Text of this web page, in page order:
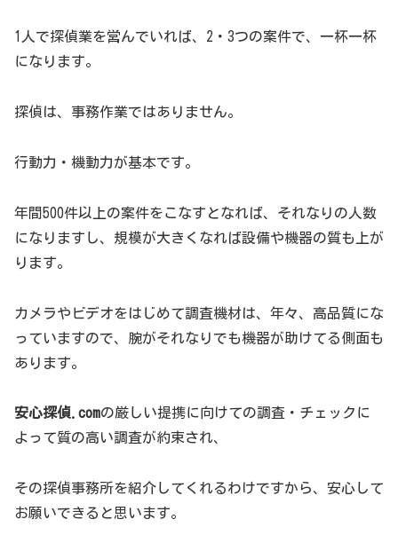
1人で探偵業を営んでいれば、2・3つの案件で、一杯一杯
になります。
探偵は、事務作業ではありません。
行動力・機動力が基本です。
年間500件以上の案件をこなすとなれば、それなりの人数
になりますし、規模が大きくなれば設備や機器の質も上が
ります。
カメラやビデオをはじめて調査機材は、年々、高品質にな
っていますので、腕がそれなりでも機器が助けてる側面も
あります。
安心探偵.comの厳しい提携に向けての調査・チェックに
よって質の高い調査が約束され、
その探偵事務所を紹介してくれるわけですから、安心して
お願いできると思います。